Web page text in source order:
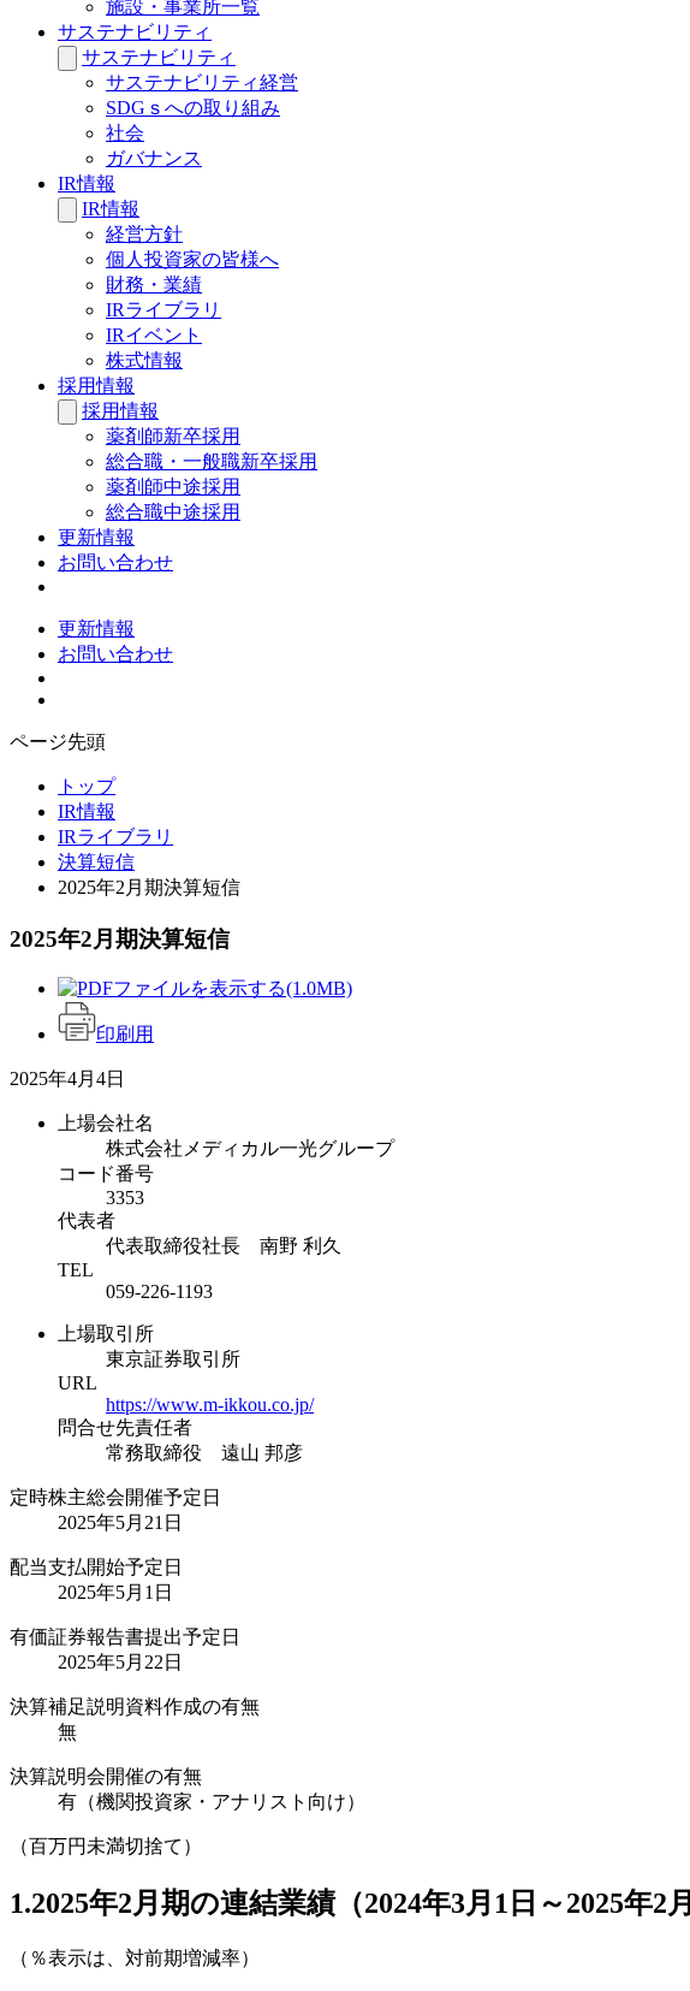
施設・事業所一覧
サステナビリティ
サステナビリティ
サステナビリティ経営
SDGｓへの取り組み
社会
ガバナンス
IR情報
IR情報
経営方針
個人投資家の皆様へ
財務・業績
IRライブラリ
IRイベント
株式情報
採用情報
採用情報
薬剤師新卒採用
総合職・一般職新卒採用
薬剤師中途採用
総合職中途採用
更新情報
お問い合わせ
更新情報
お問い合わせ
ページ先頭
トップ
IR情報
IRライブラリ
決算短信
2025年2月期決算短信
2025年2月期決算短信
(1.0MB)
印刷用
2025年4月4日
上場会社名
株式会社メディカル一光グループ
コード番号
3353
代表者
代表取締役社長 南野 利久
TEL
059-226-1193
上場取引所
東京証券取引所
URL
https://www.m-ikkou.co.jp/
問合せ先責任者
常務取締役 遠山 邦彦
定時株主総会開催予定日
2025年5月21日
配当支払開始予定日
2025年5月1日
有価証券報告書提出予定日
2025年5月22日
決算補足説明資料作成の有無
無
決算説明会開催の有無
有（機関投資家・アナリスト向け）
（百万円未満切捨て）
1.2025年2月期の連結業績（2024年3月1日～2025年2月
（％表示は、対前期増減率）